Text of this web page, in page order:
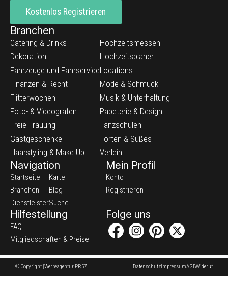
Kostenlos Registrieren
Branchen
Catering & Drinks
Dekoration
Fahrzeuge und Fahrservice
Finanzen & Recht
Flitterwochen
Foto- & Videografen
Freie Trauung
Gastgeschenke
Haarstyling & Make Up
Hochzeitsmessen
Hochzeitsplaner
Locations
Mode & Schmuck
Musik & Unterhaltung
Papeterie & Design
Tanzschulen
Torten & Süßes
Verleih
Navigation
Startseite
Branchen
Dienstleister
Karte
Blog
Suche
Mein Profil
Konto
Registrieren
Hilfestellung
FAQ
Mitgliedschaften & Preise
Folge uns
© Copyright |Werbeagentur PR57 DatenschutzImpressumAGBWideruf